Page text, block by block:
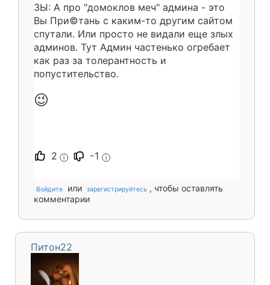
ЗЫ: А про "домоклов меч" админа - это
Вы При©тань с каким-то другим сайтом
спутали. Или просто не видали еще злых
админов. Тут Админ частенько огребает
как раз за толерантность и
попустительство.
😉
2 i -1 i
Войдите или зарегистрируйтесь , чтобы оставлять
комментарии
Питон22